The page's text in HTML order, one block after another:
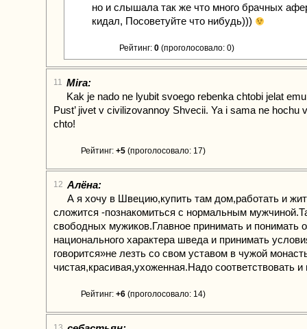
но и слышала так же что много брачных
кидал, Посоветуйте что нибудь)))
Рейтинг: 0 (проголосовало: 0)
11 Mira:
Kak je nado ne lyubit svoego rebenka chtobi jelat emu
Pust’ jivet v civilizovannoy Shvecii. Ya i sama ne hochu
chto!
Рейтинг: +5 (проголосовало: 17)
12 Алёна:
А я хочу в Швецию,купить там дом,работать и
сложится -познакомиться с нормальным
свободных мужиков.Главное принимать и понимать
национального характера шведа и принимать
говорится»не лезть со свом уставом в чужой
чистая,красивая,ухоженная.Надо соответствовать
Рейтинг: +6 (проголосовало: 14)